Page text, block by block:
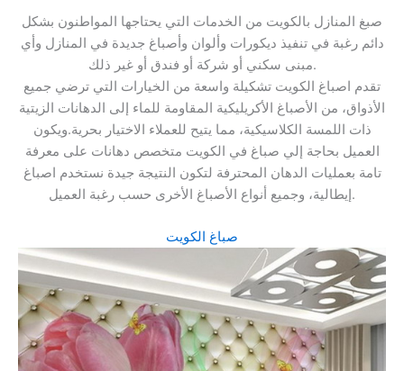
صبغ المنازل بالكويت من الخدمات التي يحتاجها المواطنون بشكل
دائم رغبة في تنفيذ ديكورات وألوان وأصباغ جديدة في المنازل وأي
مبنى سكني أو شركة أو فندق أو غير ذلك.
تقدم اصباغ الكويت تشكيلة واسعة من الخيارات التي ترضي جميع
الأذواق، من الأصباغ الأكريليكية المقاومة للماء إلى الدهانات الزيتية
ذات اللمسة الكلاسيكية، مما يتيح للعملاء الاختيار بحرية.ويكون
العميل بحاجة إلي صباغ في الكويت متخصص دهانات على معرفة
تامة بعمليات الدهان المحترفة لتكون النتيجة جيدة نستخدم اصباغ
إيطالية، وجميع أنواع الأصباغ الأخرى حسب رغبة العميل.
صباغ الكويت